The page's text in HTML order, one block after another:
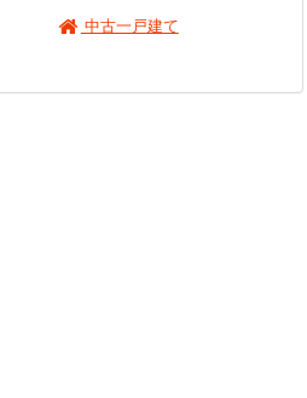
中古一戸建て